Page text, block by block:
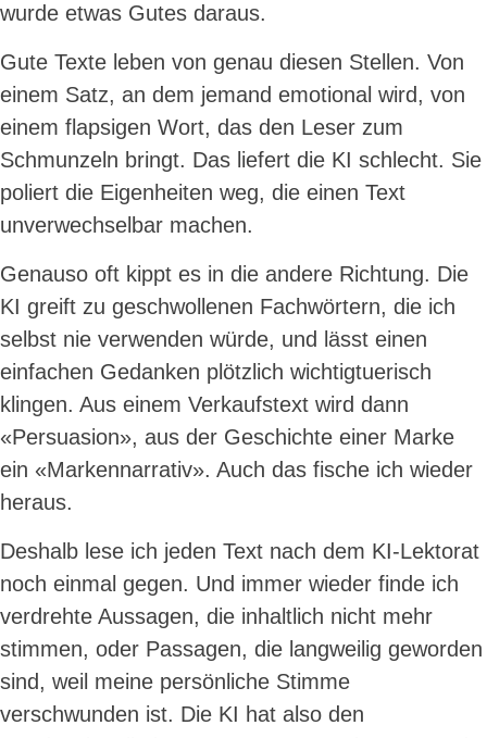
wurde etwas Gutes daraus.
Gute Texte leben von genau diesen Stellen. Von
einem Satz, an dem jemand emotional wird, von
einem flapsigen Wort, das den Leser zum
Schmunzeln bringt. Das liefert die KI schlecht. Sie
poliert die Eigenheiten weg, die einen Text
unverwechselbar machen.
Genauso oft kippt es in die andere Richtung. Die
KI greift zu geschwollenen Fachwörtern, die ich
selbst nie verwenden würde, und lässt einen
einfachen Gedanken plötzlich wichtigtuerisch
klingen. Aus einem Verkaufstext wird dann
«Persuasion», aus der Geschichte einer Marke
ein «Markennarrativ». Auch das fische ich wieder
heraus.
Deshalb lese ich jeden Text nach dem KI-Lektorat
noch einmal gegen. Und immer wieder finde ich
verdrehte Aussagen, die inhaltlich nicht mehr
stimmen, oder Passagen, die langweilig geworden
sind, weil meine persönliche Stimme
verschwunden ist. Die KI hat also den